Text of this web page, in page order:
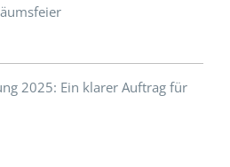
2025: Ein klarer Auftrag für